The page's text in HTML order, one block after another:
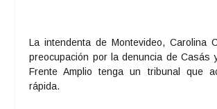
La intendenta de Montevideo, Carolina
preocupación por la denuncia de Casás
Frente Amplio tenga un tribunal que
rápida.